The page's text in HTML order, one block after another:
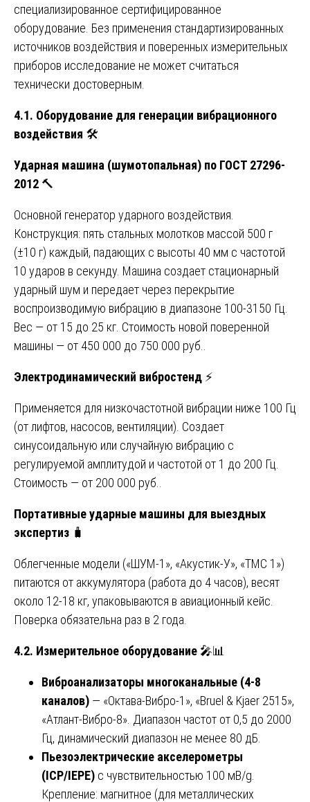
специализированное сертифицированное
оборудование. Без применения стандартизированных
источников воздействия и поверенных измерительных
приборов исследование не может считаться
технически достоверным.
4.1. Оборудование для генерации вибрационного
воздействия 🛠️
Ударная машина (шумотопальная) по ГОСТ 27296-
2012 🔨
Основной генератор ударного воздействия.
Конструкция: пять стальных молотков массой 500 г
(±10 г) каждый, падающих с высоты 40 мм с частотой
10 ударов в секунду. Машина создает стационарный
ударный шум и передает через перекрытие
воспроизводимую вибрацию в диапазоне 100-3150 Гц.
Вес — от 15 до 25 кг. Стоимость новой поверенной
машины — от 450 000 до 750 000 руб..
Электродинамический вибростенд ⚡
Применяется для низкочастотной вибрации ниже 100 Гц
(от лифтов, насосов, вентиляции). Создает
синусоидальную или случайную вибрацию с
регулируемой амплитудой и частотой от 1 до 200 Гц.
Стоимость — от 200 000 руб..
Портативные ударные машины для выездных
экспертиз 🧳
Облегченные модели («ШУМ-1», «Акустик-У», «TMC 1»)
питаются от аккумулятора (работа до 4 часов), весят
около 12-18 кг, упаковываются в авиационный кейс.
Поверка обязательна раз в 2 года.
4.2. Измерительное оборудование 🎤📊
Виброанализаторы многоканальные (4-8
каналов) — «Октава-Вибро-1», «Bruel & Kjaer 2515»,
«Атлант-Вибро-8». Диапазон частот от 0,5 до 2000
Гц, динамический диапазон не менее 80 дБ.
Пьезоэлектрические акселерометры
(ICP/IEPE) с чувствительностью 100 мВ/g.
Крепление: магнитное (для металлических